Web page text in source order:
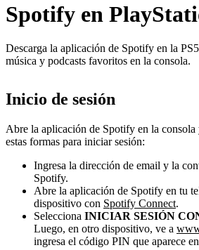
Spotify en
Descarga la aplicación de Spotify en la
música y podcasts favoritos en la consola.
Inicio de sesión
Abre la aplicación de Spotify en la consola
estas formas para iniciar sesión:
Ingresa la dirección de email y la
Spotify.
Abre la aplicación de Spotify en tu
dispositivo con Spotify Connect.
Selecciona INICIAR SESIÓN
Luego, en otro dispositivo, ve a
ingresa el código PIN que aparece